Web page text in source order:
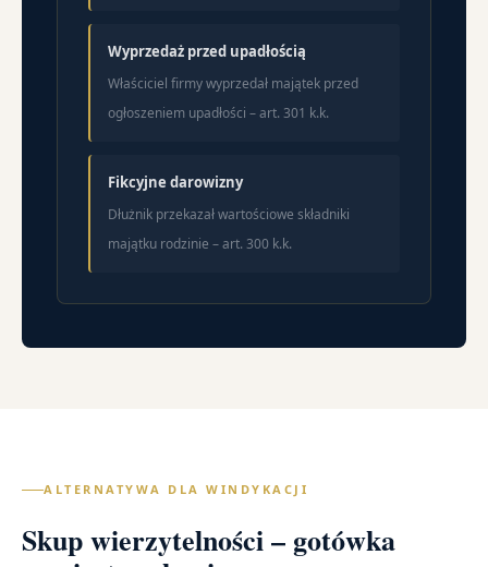
Wyprzedaż przed upadłością
Właściciel firmy wyprzedał majątek przed
ogłoszeniem upadłości – art. 301 k.k.
Fikcyjne darowizny
Dłużnik przekazał wartościowe składniki
majątku rodzinie – art. 300 k.k.
ALTERNATYWA DLA WINDYKACJI
Skup wierzytelności – gotówka